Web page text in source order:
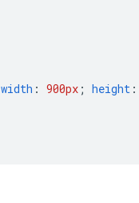
width : 900px ; height :